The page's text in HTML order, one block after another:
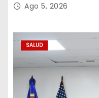
Ago 5, 2026
SALUD